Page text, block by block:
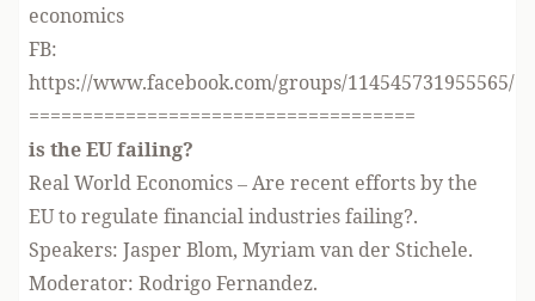
economics
FB:
https://www.facebook.com/groups/114545731955565/
====================================
is the EU failing?
Real World Economics – Are recent efforts by the
EU to regulate financial industries failing?.
Speakers: Jasper Blom, Myriam van der Stichele.
Moderator: Rodrigo Fernandez.